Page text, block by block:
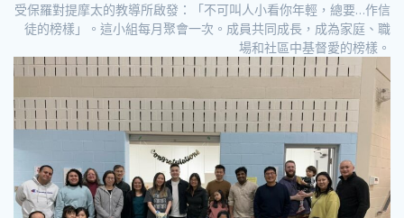
受保羅對提摩太的教導所啟發：「不可叫人小看你年輕，總要…作信
徒的榜樣」。這小組每月聚會一次。成員共同成長，成為家庭、職
場和社區中基督愛的榜樣。